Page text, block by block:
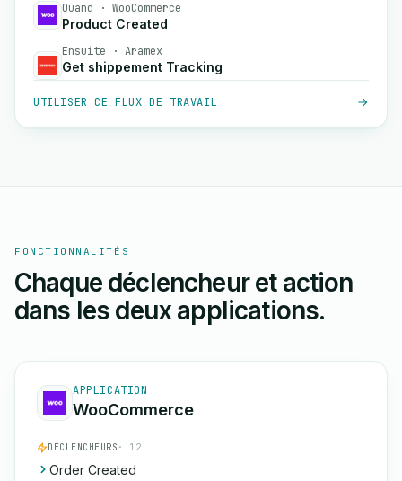
Quand · WooCommerce
Product Created
Ensuite · Aramex
Get shippement Tracking
UTILISER CE FLUX DE TRAVAIL
FONCTIONNALITÉS
Chaque déclencheur et action
dans les deux applications.
APPLICATION
WooCommerce
DÉCLENCHEURS · 12
Order Created